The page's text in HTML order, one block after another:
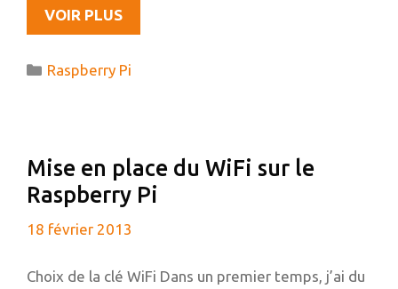
VOIR PLUSDIFFUSER
UNE
À
PI
(GRACE
MOTION)
Catégories
Raspberry Pi
Mise en place du WiFi sur le
Raspberry Pi
18 février 2013
Choix de la clé WiFi Dans un premier temps, j’ai du